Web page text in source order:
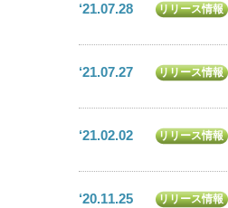
‘21.07.28 リリース情報
‘21.07.27 リリース情報
‘21.02.02 リリース情報
‘20.11.25 リリース情報